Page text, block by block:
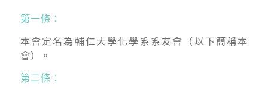
第一條：
本會定名為輔仁大學化學系系友會（以下簡稱本
會）。
第二條：